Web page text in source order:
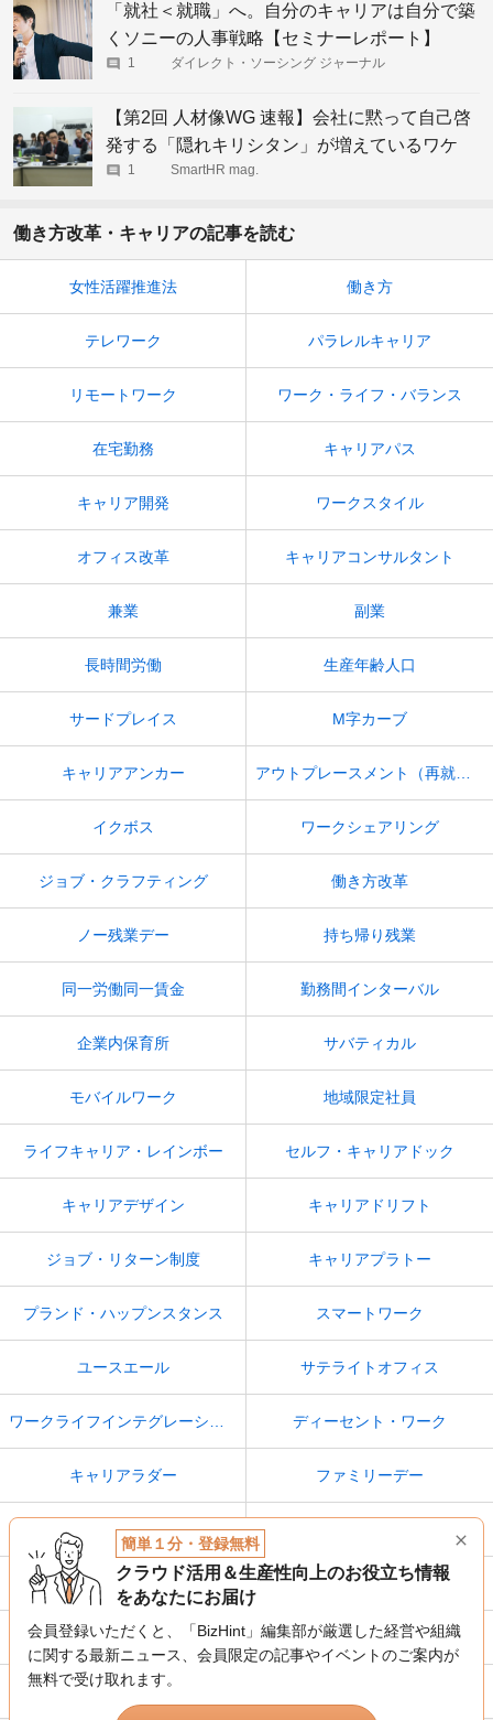
「就社＜就職」へ。自分のキャリアは自分で築
くソニーの人事戦略【セミナーレポート】
1 ダイレクト・ソーシング ジャーナル
【第2回 人材像WG 速報】会社に黙って自己啓
発する「隠れキリシタン」が増えているワケ
1 SmartHR mag.
働き方改革・キャリアの記事を読む
女性活躍推進法 働き方
テレワーク パラレルキャリア
リモートワーク ワーク・ライフ・バランス
在宅勤務 キャリアパス
キャリア開発 ワークスタイル
オフィス改革 キャリアコンサルタント
兼業 副業
長時間労働 生産年齢人口
サードプレイス M字カーブ
キャリアアンカー
イクボス ワークシェアリング
ジョブ・クラフティング 働き方改革
ノー残業デー 持ち帰り残業
同一労働同一賃金 勤務間インターバル
企業内保育所 サバティカル
モバイルワーク 地域限定社員
ライフキャリア・レインボー セルフ・キャリアドック
キャリアデザイン キャリアドリフト
ジョブ・リターン制度 キャリアプラトー
プランド・ハップンスタンス スマートワーク
ユースエール サテライトオフィス
ディーセント・ワーク
キャリアラダー ファミリーデー
労働力人口
定年後再雇用 若者雇用促進法
障害者雇用促進法 休み方改革
フリーアドレス
簡単１分・登録無料
クラウド活用＆生産性向上のお役立ち情報
をあなたにお届け
会員登録いただくと、「BizHint」編集部が厳選した経営や組織
に関する最新ニュース、 会員限定の記事やイベントのご案内が
無料で受け取れます。